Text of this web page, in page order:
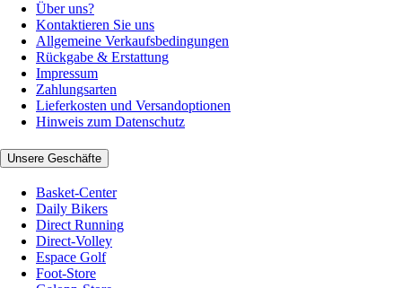
Über uns?
Kontaktieren Sie uns
Allgemeine Verkaufsbedingungen
Rückgabe & Erstattung
Impressum
Zahlungsarten
Lieferkosten und Versandoptionen
Hinweis zum Datenschutz
Unsere Geschäfte
Basket-Center
Daily Bikers
Direct Running
Direct-Volley
Espace Golf
Foot-Store